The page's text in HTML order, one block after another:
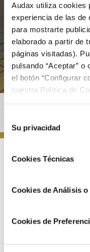
Audax utiliza cookies
experiencia de las
para mostrarte
elaborado a partir de
páginas visitadas).
pulsando “Aceptar”
el botón “Configurar
nuestra Política de
de
consentimiento
Su privacidad
Cookies Técnicas
Cookies de Análisis
Cookies de
Patricia
Quiénes somos
Historia
Nuestra marca